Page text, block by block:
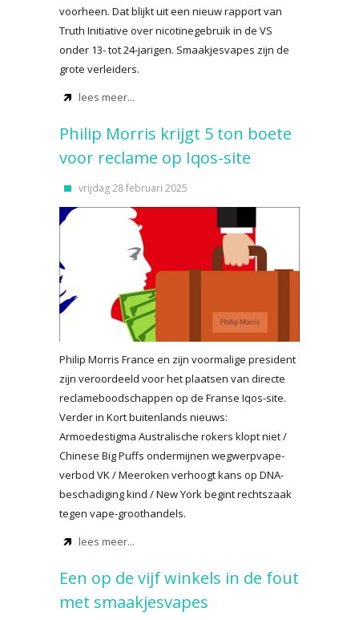
voorheen. Dat blijkt uit een nieuw rapport van
Truth Initiative over nicotinegebruik in de VS
onder 13- tot 24-jarigen. Smaakjesvapes zijn de
grote verleiders.
lees meer...
Philip Morris krijgt 5 ton boete
voor reclame op Iqos-site
vrijdag 28 februari 2025
Philip Morris France en zijn voormalige president
zijn veroordeeld voor het plaatsen van directe
reclameboodschappen op de Franse Iqos-site.
Verder in Kort buitenlands nieuws:
Armoedestigma Australische rokers klopt niet /
Chinese Big Puffs ondermijnen wegwerpvape-
verbod VK / Meeroken verhoogt kans op DNA-
beschadiging kind / New York begint rechtszaak
tegen vape-groothandels.
lees meer...
Een op de vijf winkels in de fout
met smaakjesvapes